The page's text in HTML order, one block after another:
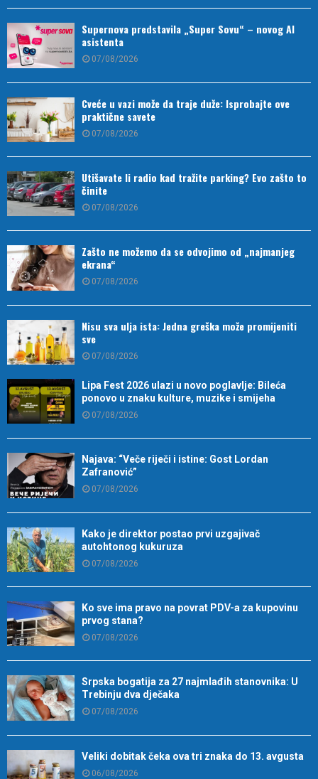
Supernova predstavila „Super Sovu“ – novog AI
asistenta
07/08/2026
Cveće u vazi može da traje duže: Isprobajte ove
praktične savete
07/08/2026
Utišavate li radio kad tražite parking? Evo zašto to
činite
07/08/2026
Zašto ne možemo da se odvojimo od „najmanjeg
ekrana“
07/08/2026
Nisu sva ulja ista: Jedna greška može promijeniti
sve
07/08/2026
Lipa Fest 2026 ulazi u novo poglavlje: Bileća
ponovo u znaku kulture, muzike i smijeha
07/08/2026
Najava: “Veče riječi i istine: Gost Lordan
Zafranović”
07/08/2026
Kako je direktor postao prvi uzgajivač
autohtonog kukuruza
07/08/2026
Ko sve ima pravo na povrat PDV-a za kupovinu
prvog stana?
07/08/2026
Srpska bogatija za 27 najmlađih stanovnika: U
Trebinju dva dječaka
07/08/2026
Veliki dobitak čeka ova tri znaka do 13. avgusta
06/08/2026